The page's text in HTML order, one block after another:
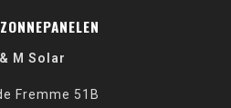
M Solar
Fremme 51B